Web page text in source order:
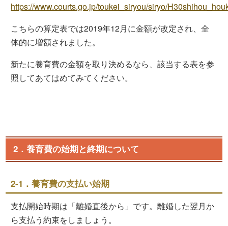
https://www.courts.go.jp/toukei_siryou/siryo/
こちらの算定表では2019年12月に金額が改定され、全
体的に増額されました。
新たに養育費の金額を取り決めるなら、該当する表を参
照してあてはめてみてください。
2．養育費の始期と終期について
2-1．養育費の支払い始期
支払開始時期は「離婚直後から」です。離婚した翌月か
ら支払う約束をしましょう。